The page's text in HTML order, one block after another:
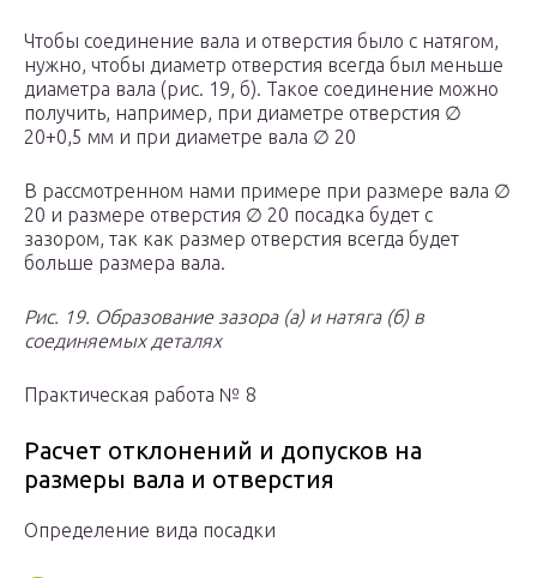
Чтобы соединение вала и отверстия было с натягом,
нужно, чтобы диаметр отверстия всегда был меньше
диаметра вала (рис. 19, б). Такое соединение можно
получить, например, при диаметре отверстия ∅
20+0,5 мм и при диаметре вала ∅ 20
В рассмотренном нами примере при размере вала ∅
20 и размере отверстия ∅ 20 посадка будет с
зазором, так как размер отверстия всегда будет
больше размера вала.
Рис. 19. Образование зазора (а) и натяга (б) в
соединяемых деталях
Практическая работа № 8
Расчет отклонений и допусков на
размеры вала и отверстия
Определение вида посадки